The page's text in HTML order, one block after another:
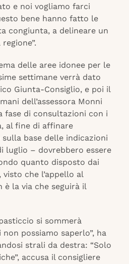
e noi vogliamo farci
bene hanno fatto le
congiunta, a delineare un
delle aree idonee per le
settimane verrà dato
Giunta-Consiglio, e poi il
dell’assessora Monni
fase di consultazioni con i
al fine di affinare
base delle indicazioni
luglio – dovrebbero essere
quanto disposto dai
che l’appello al
è la via che seguirà il
si sommerà
possiamo saperlo”, ha
strali da destra: “Solo
accusa il consigliere